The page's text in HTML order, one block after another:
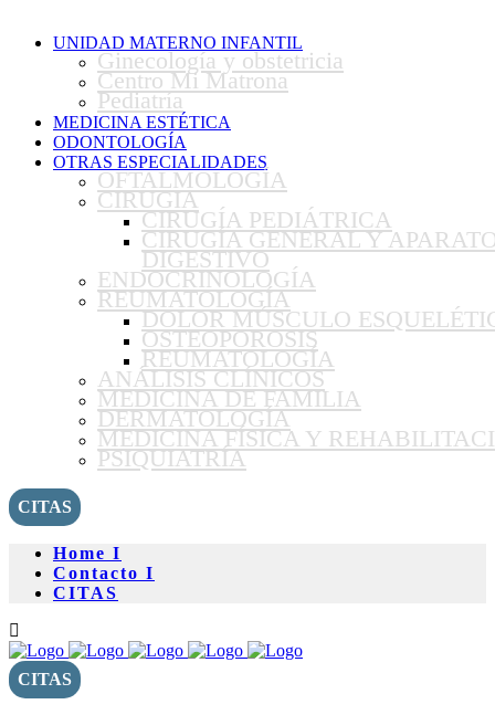
UNIDAD MATERNO INFANTIL
Ginecología y obstetricia
Centro Mi Matrona
Pediatría
MEDICINA ESTÉTICA
ODONTOLOGÍA
OTRAS ESPECIALIDADES
OFTALMOLOGÍA
CIRUGIA
CIRUGÍA PEDIÁTRICA
CIRUGÍA GENERAL Y
DIGESTIVO
ENDOCRINOLOGÍA
REUMATOLOGÍA
DOLOR MÚSCULO
OSTEOPOROSIS
REUMATOLOGÍA
ANÁLISIS CLÍNICOS
MEDICINA DE FAMILIA
DERMATOLOGÍA
MEDICINA FÍSICA Y
PSIQUIATRÍA
CITAS
Home I
Contacto I
CITAS
CITAS